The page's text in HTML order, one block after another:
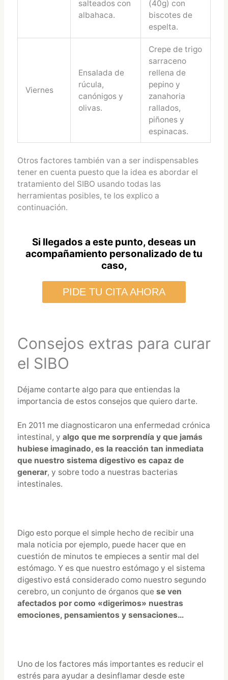
salteados con
albahaca.
(40g) con
biscotes de
espelta.
Viernes
Ensalada de
rúcula,
canónigos y
olivas.
Crepe de trigo
sarraceno
rellena de
pepino y
zanahoria
rallados,
piñones y
espinacas.
Otros factores también van a ser indispensables
tener en cuenta puesto que la idea es abordar el
tratamiento del SIBO usando todas las
herramientas posibles, te los explico a
continuación.
Si llegados a este punto, deseas un
acompañamiento personalizado de tu
caso,
PIDE TU CITA AHORA
Consejos extras para curar
el SIBO
Déjame contarte algo para que entiendas la
importancia de estos consejos que quiero darte.
En 2011 me diagnosticaron una enfermedad crónica
intestinal, y algo que me sorprendía y que jamás
hubiese imaginado, es la reacción tan inmediata
que nuestro sistema digestivo es capaz de
generar, y sobre todo a nuestras bacterias
intestinales.
Digo esto porque el simple hecho de recibir una
mala noticia por ejemplo, puede hacer que en
cuestión de minutos te empieces a sentir mal del
estómago. Y es que nuestro estómago y el sistema
digestivo está considerado como nuestro segundo
cerebro, un conjunto de órganos que se ven
afectados por como «digerimos» nuestras
emociones, pensamientos y sensaciones…
Uno de los factores más importantes es reducir el
estrés para ayudar a desinflamar desde este